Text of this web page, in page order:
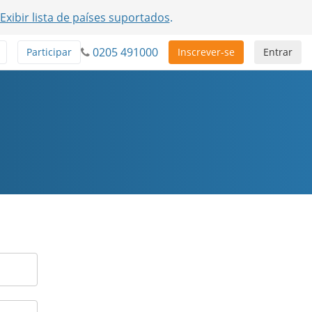
Exibir lista de países suportados.
Entrar
Inscrever-se
0205 491000
Participar